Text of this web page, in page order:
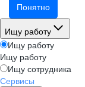
Понятно
Ищу работу
Ищу работу
Ищу работу
Ищу сотрудника
Сервисы